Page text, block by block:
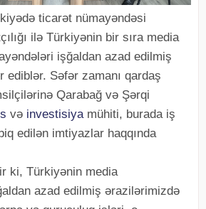
ticarət nümayəndəsi
ilə Türkiyənin bir sıra media
işğaldan azad edilmiş
ediblər. Səfər zamanı qardaş
Qarabağ və Şərqi
və investisiya mühiti, burada iş
edilən imtiyazlar haqqında
ki, Türkiyənin media
azad edilmiş ərazilərimizdə